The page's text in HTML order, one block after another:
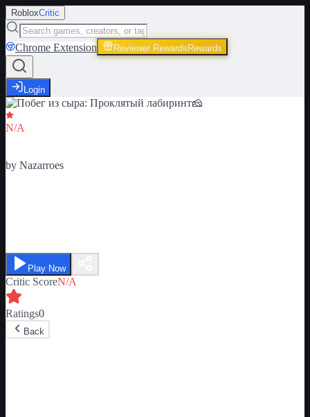
RobloxCritic
Chrome Extension Reviewer Rewards Rewards
Login
N/A
by Nazarroes
Play Now
Critic ScoreN/A
Ratings0
Back